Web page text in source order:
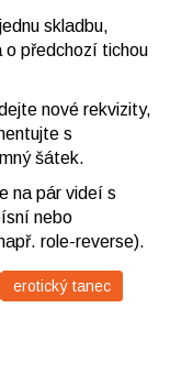
skladbu,
předchozí tichou
nové rekvizity,
s
šátek.
na pár videí s
nebo
role-reverse).
erotický tanec